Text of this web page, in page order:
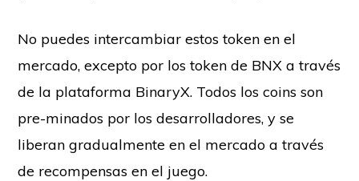
No puedes intercambiar estos token en el
mercado, excepto por los token de BNX a través
de la plataforma BinaryX. Todos los coins son
pre-minados por los desarrolladores, y se
liberan gradualmente en el mercado a través
de recompensas en el juego.